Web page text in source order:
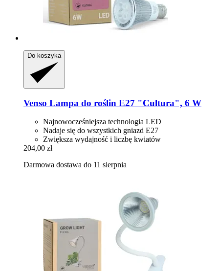
Do koszyka
Venso Lampa do roślin E27 "Cultura", 6 W
Najnowocześniejsza technologia LED
Nadaje się do wszystkich gniazd E27
Zwiększa wydajność i liczbę kwiatów
204,00 zł
Darmowa dostawa do 11 sierpnia